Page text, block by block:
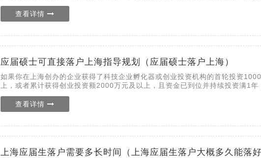
查看详情
应届硕士可直接落户上海指导规划（应届硕士落户上海）
如果你在上海创办的企业获得了科技企业孵化器或创业投资机构的首轮投资
上，或者累计获得创业投资额2000万元及以上，且资金已到位并持续投资满1年
查看详情
上海应届生落户需要多长时间（上海应届生落户大概多久能落好